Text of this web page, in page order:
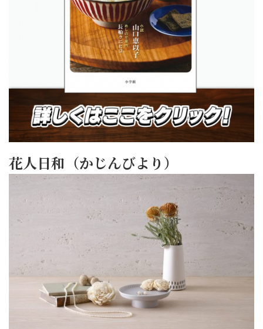
花人日和（かじんびより）